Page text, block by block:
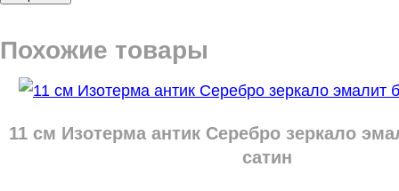
Похожие товары
11 см Изотерма антик Серебро зеркало
сатин